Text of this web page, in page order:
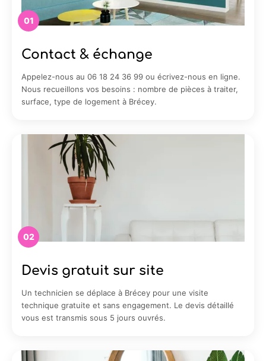
01
Contact & échange
Appelez-nous au 06 18 24 36 99 ou écrivez-nous en ligne.
Nous recueillons vos besoins : nombre de pièces à traiter,
surface, type de logement à Brécey.
02
Devis gratuit sur site
Un technicien se déplace à Brécey pour une visite
technique gratuite et sans engagement. Le devis détaillé
vous est transmis sous 5 jours ouvrés.